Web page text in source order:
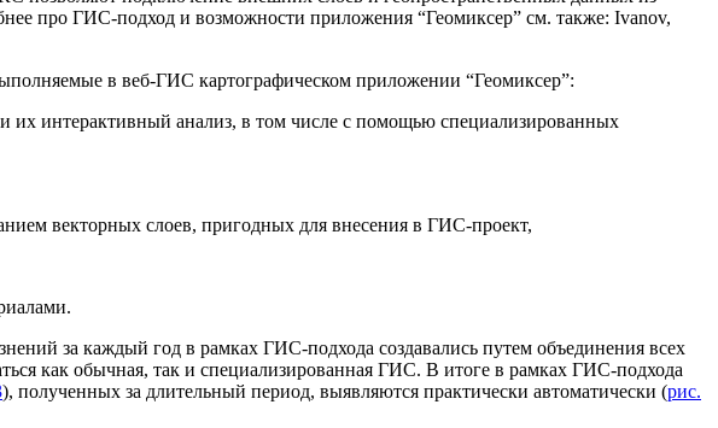
про ГИС-подход и возможности приложения “Геомиксер” см. также: Ivanov,
в веб-ГИС картографическом приложении “Геомиксер”:
их интерактивный анализ, в том числе с помощью специализированных
векторных слоев, пригодных для внесения в ГИС-проект,
за каждый год в рамках ГИС-подхода создавались путем объединения всех
как обычная, так и специализированная ГИС. В итоге в рамках ГИС-подхода
), полученных за длительный период, выявляются практически автоматически (рис.